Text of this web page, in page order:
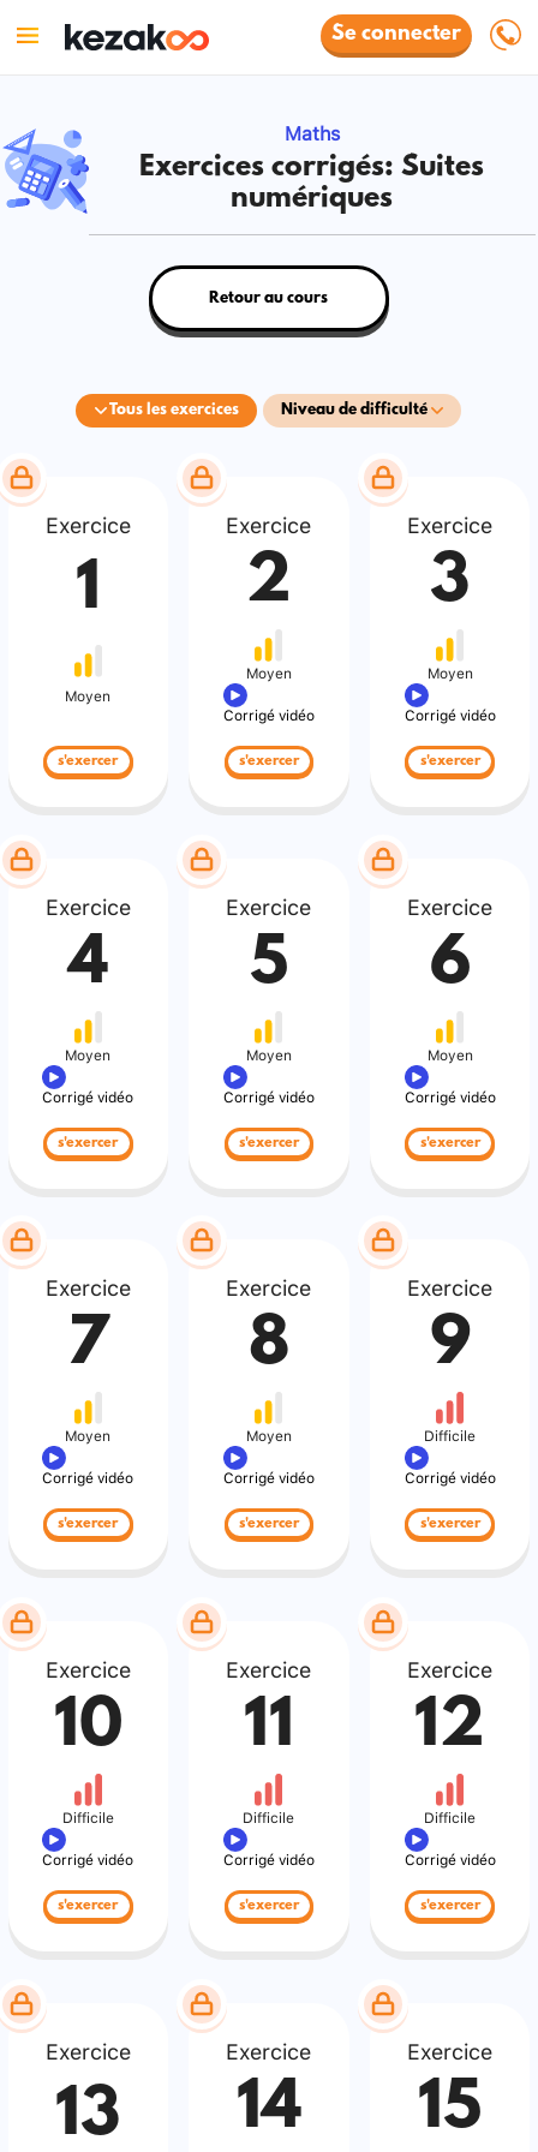
Se connecter
Maths
Exercices corrigés: Suites
numériques
Tous les exercices Niveau de difficulté
Retour au cours
Exercice
1
Moyen
s'exercer
Exercice
2
Moyen
Corrigé vidéo
s'exercer
Exercice
3
Moyen
Corrigé vidéo
s'exercer
Exercice
4
Moyen
Corrigé vidéo
s'exercer
Exercice
5
Moyen
Corrigé vidéo
s'exercer
Exercice
6
Moyen
Corrigé vidéo
s'exercer
Exercice
7
Moyen
Corrigé vidéo
s'exercer
Exercice
8
Moyen
Corrigé vidéo
s'exercer
Exercice
9
Difficile
Corrigé vidéo
s'exercer
Exercice
10
Difficile
Corrigé vidéo
s'exercer
Exercice
11
Difficile
Corrigé vidéo
s'exercer
Exercice
12
Difficile
Corrigé vidéo
s'exercer
Exercice
13
Exercice
14
Exercice
15